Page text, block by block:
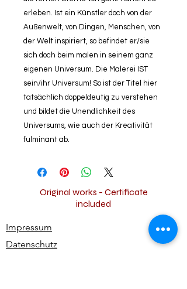
erleben. Ist ein Künstler doch von der
Außenwelt, von Dingen, Menschen, von
der Welt inspiriert, so befindet er/sie
sich doch beim malen in seinem ganz
eigenen Universum. Die Malerei IST
sein/ihr Universum! So ist der Titel hier
tatsächlich doppeldeutig zu verstehen
und bildet die Unendlichkeit des
Universums, wie auch der Kreativität
fulminant ab.
Original works - Certificate
included
Impressum
Datenschutz